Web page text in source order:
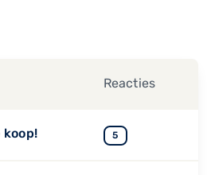
Reacties
koop! 5